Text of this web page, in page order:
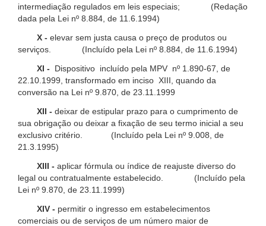
intermediação regulados em leis especiais; (Redação
dada pela Lei nº 8.884, de 11.6.1994)
X - elevar sem justa causa o preço de produtos ou
serviços. (Incluído pela Lei nº 8.884, de 11.6.1994)
XI -
Dispositivo incluído pela MPV nº 1.890-67, de
22.10.1999, transformado em inciso XIII, quando da
conversão na Lei nº 9.870, de 23.11.1999
XII - deixar de estipular prazo para o cumprimento de
sua obrigação ou deixar a fixação de seu termo inicial a seu
exclusivo critério. (Incluído pela Lei nº 9.008, de
21.3.1995)
XIII - aplicar fórmula ou índice de reajuste diverso do
legal ou contratualmente estabelecido. (Incluído pela
Lei nº 9.870, de 23.11.1999)
XIV - permitir o ingresso em estabelecimentos
comerciais ou de serviços de um número maior de